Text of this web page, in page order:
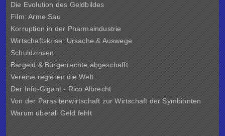
Die Evolution des Geldbildes
Film: Arme Sau
Korruption in der Pharmaindustrie
Wirtschaftskrise: Ursache & Auswege
Schuldzinsen
Bargeld & Bürgerrechte abgeschafft
Vereine regieren die Welt
Der Info-Gigant - Rico Albrecht
Von der Parasitenwirtschaft zur Wirtschaft der Symbionten
Warum überall Geld fehlt